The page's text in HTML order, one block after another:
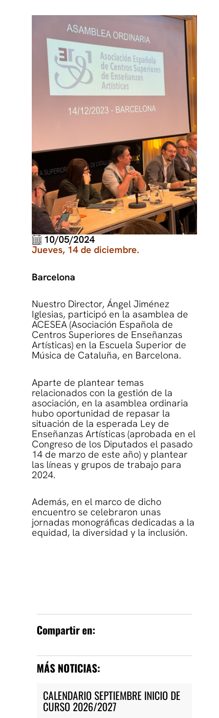
10/05/2024
Jueves, 14 de diciembre.
Barcelona
Nuestro Director, Ángel Jiménez
Iglesias, participó en la asamblea de
ACESEA (Asociación Española de
Centros Superiores de Enseñanzas
Artísticas) en la Escuela Superior de
Música de Cataluña, en Barcelona.
Aparte de plantear temas
relacionados con la gestión de la
asociación, en la asamblea ordinaria
hubo oportunidad de repasar la
situación de la esperada Ley de
Enseñanzas Artísticas (aprobada en el
Congreso de los Diputados el pasado
14 de marzo de este año) y plantear
las líneas y grupos de trabajo para
2024.
Además, en el marco de dicho
encuentro se celebraron unas
jornadas monográficas dedicadas a la
equidad, la diversidad y la inclusión.
Compartir en:
MÁS NOTICIAS:
CALENDARIO SEPTIEMBRE INICIO DE
CURSO 2026/2027